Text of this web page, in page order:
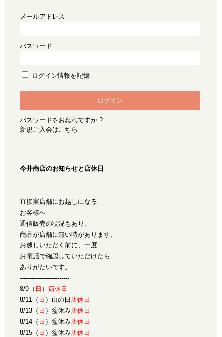
メールアドレス
パスワード
ログイン情報を記憶
パスワードをお忘れですか ?
新規ご入会はこちら
今井商店のお知らせと店休日
直接実店舗にお越しになる
お客様へ
通信販売の状況もあり、
商品が店舗に無い時があります。
お越しいただく前に、一度
お電話で確認していただけたら
ありがたいです。
-------------------------
8/9（ 日 ）
店休日
8/11（ 日 ）山の日 店休日
8/13（ 日 ）盆休み店休日
8/14（ 日 ）盆休み店休日
8/15（ 日 ）盆休み店休日